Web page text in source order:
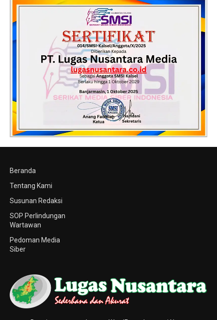
Beranda
Tentang Kami
Susunan Redaksi
SOP Perlindungan
Wartawan
Pedoman Media
Siber